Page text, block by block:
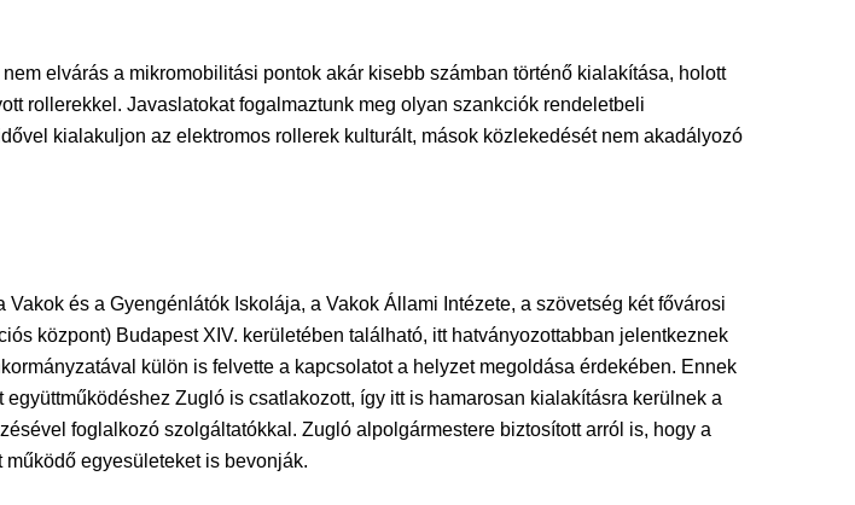
elvárás a mikromobilitási pontok akár kisebb számban történő kialakítása, holott
rollerekkel. Javaslatokat fogalmaztunk meg olyan szankciók rendeletbeli
kialakuljon az elektromos rollerek kulturált, mások közlekedését nem akadályozó
és a Gyengénlátók Iskolája, a Vakok Állami Intézete, a szövetség két fővárosi
központ) Budapest XIV. kerületében található, itt hatványozottabban jelentkeznek
külön is felvette a kapcsolatot a helyzet megoldása érdekében. Ennek
Zugló is csatlakozott, így itt is hamarosan kialakításra kerülnek a
foglalkozó szolgáltatókkal. Zugló alpolgármestere biztosított arról is, hogy a
egyesületeket is bevonják.